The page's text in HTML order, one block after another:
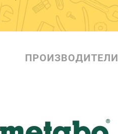
ПРОИЗВОДИТЕЛИ